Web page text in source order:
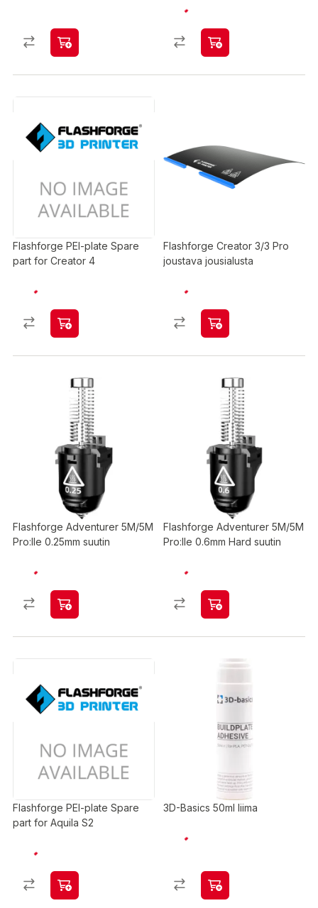
Flashforge PEI-plate Spare
part for Creator 4
Flashforge Creator 3/3 Pro
joustava jousialusta
Flashforge Adventurer 5M/5M
Pro:lle 0.25mm suutin
Flashforge Adventurer 5M/5M
Pro:lle 0.6mm Hard suutin
Flashforge PEI-plate Spare
part for Aquila S2
3D-Basics 50ml liima